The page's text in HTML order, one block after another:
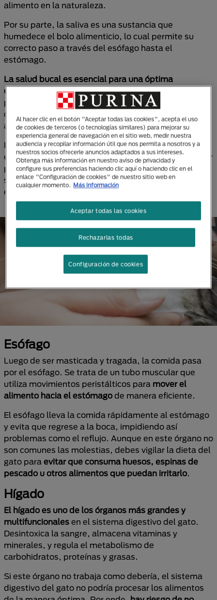
alimento en la naturaleza.
Por su parte, la saliva es una sustancia que
humedece el bolo alimenticio, lo cual permite su
correcto paso a través del esófago hasta el
estómago.
La salud bucal es esencial para una óptima
digestión
. Una afección dental, como la enfermedad
periodontal, puede dificultar la masticación y causar
dolor, lo que podría llevar a una ingesta indebida de
alimentos y a problemas digestivos.
Por tanto, para mantener la boca del gato en buen
estado, debes realizarlimpiezas dentales regulares
y
proporcionar alimentos adecuados que promuevan
su bienestar, como croquetas diseñadas
específicamente para limpiar los dientes.
Esófago
Luego de ser masticada y tragada, la comida pasa
por el esófago. Se trata de un tubo muscular que
utiliza movimientos peristálticos para mover el
alimento hacia el estómago de manera eficiente.
El esófago lleva la comida rápidamente al estómago
y evita que regrese a la boca, impidiendo así
problemas como el reflujo. Aunque en este órgano no
son comunes las molestias, debes vigilar la dieta del
gato para evitar que consuma huesos, espinas de
pescado u otros alimentos que puedan irritarlo.
Hígado
El hígado es uno de los órganos más grandes y
multifuncionales en el sistema digestivo del gato.
Desintoxica la sangre, almacena vitaminas y
minerales, y regula el metabolismo de
carbohidratos, proteínas y grasas.
Si este órgano no trabaja como debería, el sistema
digestivo del gato no podría procesar los alimentos
Al hacer clic en el botón "Aceptar todas las cookies", acepta el uso
de cookies de terceros (o tecnologías similares) para mejorar su
experiencia general de navegación en el sitio web, medir nuestra
audiencia y recopilar información útil que nos permita a nosotros y a
nuestros socios ofrecerle anuncios adaptados a sus intereses.
Obtenga más información en nuestro aviso de privacidad y
configure sus preferencias haciendo clic aquí o haciendo clic en el
enlace "Configuración de cookies" de nuestro sitio web en
cualquier momento.
Más información
Rechazarlas todas
Aceptar todas las cookies
Configuración de cookies